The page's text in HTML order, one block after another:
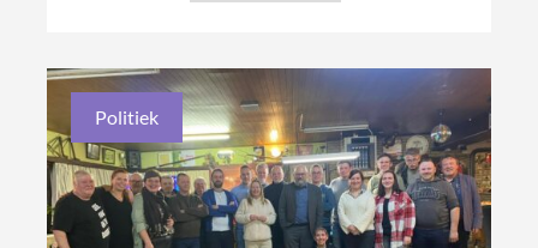
Politiek